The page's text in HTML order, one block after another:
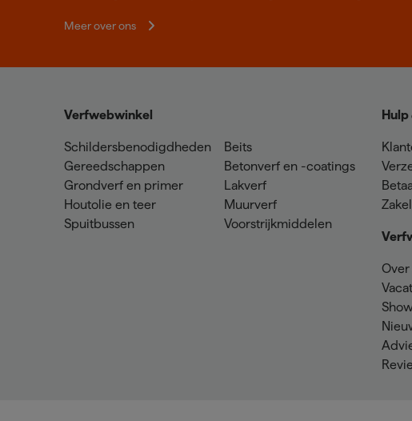
Meer over ons
Verfwebwinkel
Schildersbenodigdheden
Gereedschappen
Grondverf en primer
Houtolie en teer
Spuitbussen
Beits
Betonverf en -coatings
Lakverf
Muurverf
Voorstrijkmiddelen
Over